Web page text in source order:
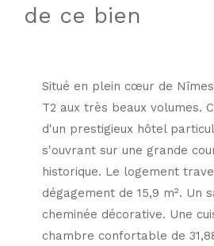
de ce bien
Situé en plein cœur de
T2 aux très beaux volumes.
d'un prestigieux hôtel
s'ouvrant sur une grande
historique. Le logement
dégagement de 15,9 m². Un
cheminée décorative. Une
chambre confortable de